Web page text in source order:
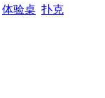
体验桌 扑克